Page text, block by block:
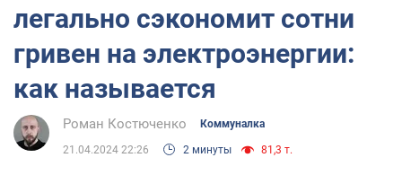
легально сэкономит сотни
гривен на электроэнергии:
как называется
Роман Костюченко Коммуналка
21.04.2024 22:26 2 минуты 81,3 т.